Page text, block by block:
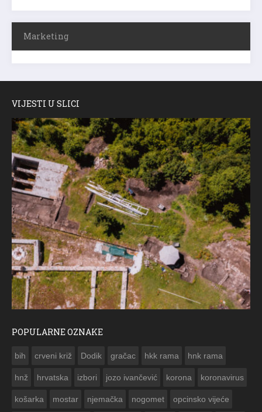
Marketing
VIJESTI U SLICI
POPULARNE OZNAKE
bih crveni križ Dodik gračac hkk rama hnk rama
hnž hrvatska izbori jozo ivančević korona koronavirus
košarka mostar njemačka nogomet opcinsko vijeće